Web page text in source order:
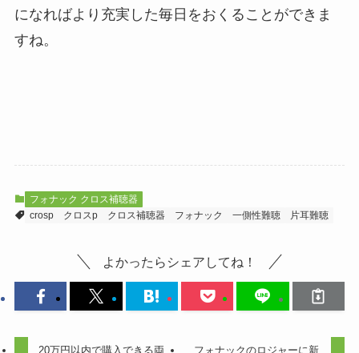
になればより充実した毎日をおくることができま
すね。
フォナック クロス補聴器
crosp
クロスp クロス補聴器 フォナック 一側性難聴 片耳難聴
よかったらシェアしてね！
20万円以内で購入できる両 フォナックのロジャーに新